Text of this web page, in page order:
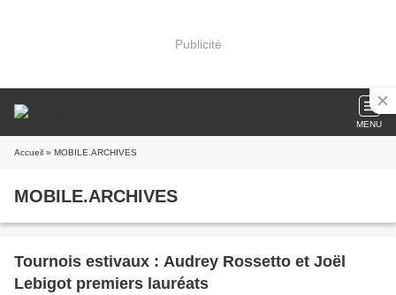
Publicité
MENU
Accueil » MOBILE.ARCHIVES
MOBILE.ARCHIVES
Tournois estivaux : Audrey Rossetto et Joël
Lebigot premiers lauréats